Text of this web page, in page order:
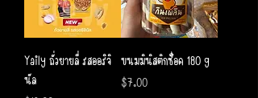
Yaily ถั่วยายลี่ รสออริจิ
นัล
ขนมมินิสติกช็อค 180 g
Price
$7.00